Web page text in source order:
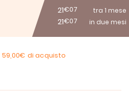
21€07 tra 1 mese
21€07 in due mesi
59,00€ di acquisto